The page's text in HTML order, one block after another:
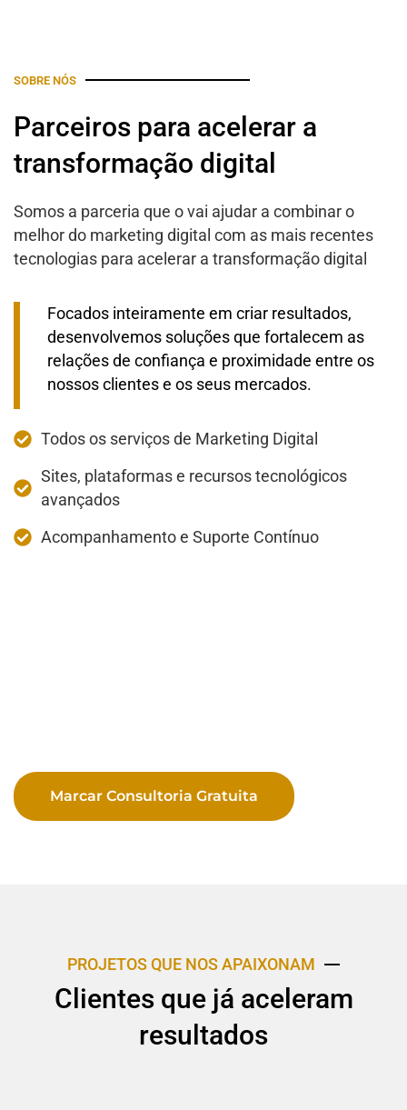
SOBRE NÓS
Parceiros para acelerar a
transformação digital
Somos a parceria que o vai ajudar a combinar o
melhor do marketing digital com as mais recentes
tecnologias para acelerar a transformação digital
Focados inteiramente em criar resultados,
desenvolvemos soluções que fortalecem as
relações de confiança e proximidade entre os
nossos clientes e os seus mercados.
Todos os serviços de Marketing Digital
Sites, plataformas e recursos tecnológicos
avançados
Acompanhamento e Suporte Contínuo
Marcar Consultoria Gratuita
PROJETOS QUE NOS APAIXONAM
Clientes que já aceleram
resultados